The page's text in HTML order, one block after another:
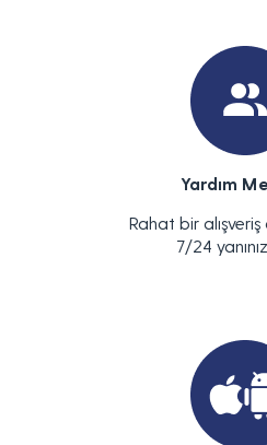
Yardım
Rahat bir
7/24